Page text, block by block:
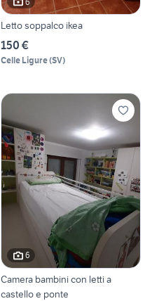
Letto soppalco ikea
150 €
Celle Ligure(SV)
6
Camera bambini con letti a
castello e ponte